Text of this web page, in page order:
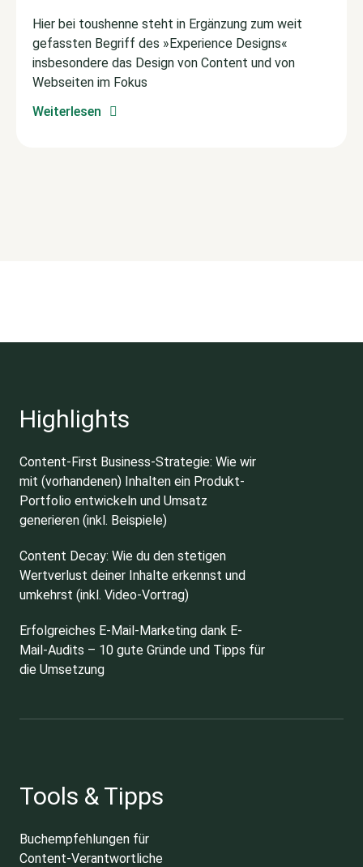
Hier bei toushenne steht in Ergänzung zum weit
gefassten Begriff des »Experience Designs«
insbesondere das Design von Content und von
Webseiten im Fokus
Weiterlesen
Highlights
Content-First Business-Strategie: Wie wir
mit (vorhandenen) Inhalten ein Produkt-
Portfolio entwickeln und Umsatz
generieren (inkl. Beispiele)
Content Decay: Wie du den stetigen
Wertverlust deiner Inhalte erkennst und
umkehrst (inkl. Video-Vortrag)
Erfolgreiches E-Mail-Marketing dank E-
Mail-Audits – 10 gute Gründe und Tipps für
die Umsetzung
Tools & Tipps
Buchempfehlungen für
Content-Verantwortliche